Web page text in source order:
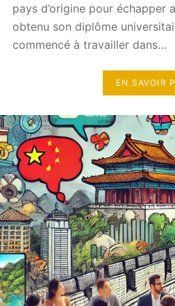
pays d’origine pour échapper
obtenu son diplôme
commencé à travailler dans…
EN SAVOIR